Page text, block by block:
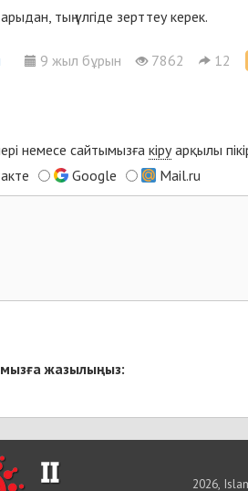
тың үлгіде зерттеу керек.
9 жыл бұрын 7862 12
немесе сайтымызға кіруарқылы
Google Mail.ru
жазылыңыз:
2026,